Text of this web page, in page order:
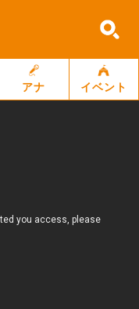
アナ イベント